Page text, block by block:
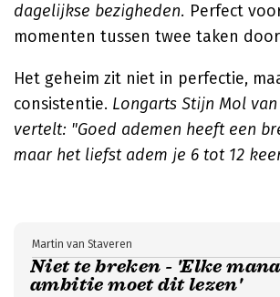
dagelijkse bezigheden. Perfect
momenten tussen twee taken
Het geheim zit niet in perfectie,
consistentie. Longarts Stijn Mol
vertelt: "Goed ademen heeft een
maar het liefst adem je 6 tot 12
Niet te breken - 'Elke
ambitie moet dit lezen'
Martin van Staveren